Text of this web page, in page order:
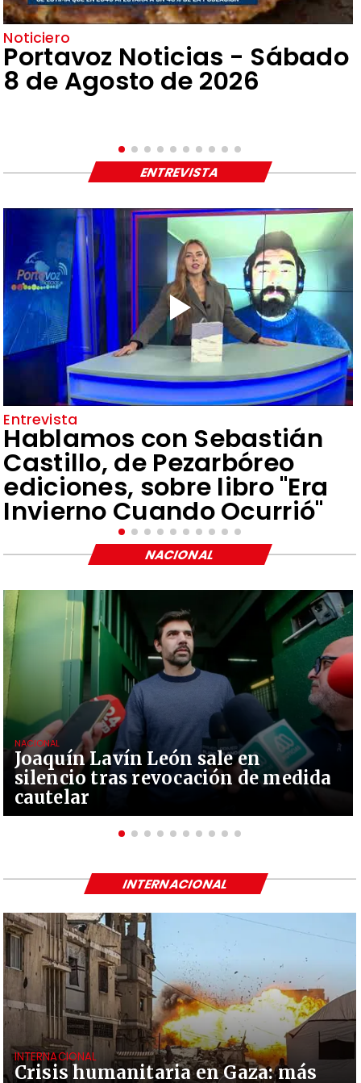
Noticiero
Portavoz Noticias - Sábado
8 de Agosto de 2026
Entrevista
Hablamos con Sebastián
Castillo, de Pezarbóreo
ediciones, sobre libro "Era
Invierno Cuando Ocurrió"
ENTREVISTA
Joaquín Lavín León sale en
silencio tras revocación de medida
cautelar
NACIONAL
NACIONAL
Crisis humanitaria en Gaza: más
INTERNACIONAL
INTERNACIONAL